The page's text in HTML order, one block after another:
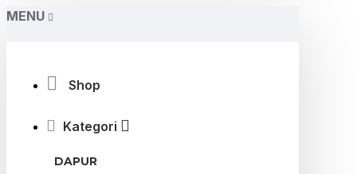
MENU
Shop
Kategori
DAPUR